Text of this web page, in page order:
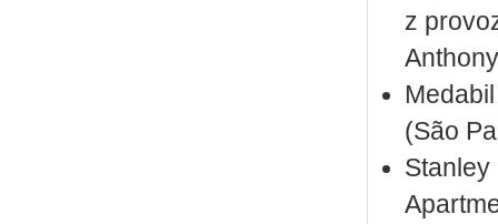
z
(São
Stanley